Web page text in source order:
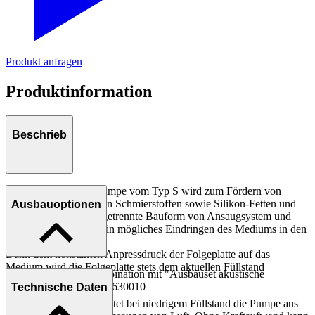
Produkt anfragen
Produktinformation
Beschrieb
ABNOX Fassförderpumpe vom Typ S wird zum Fördern von
mittel- bis hochviskosen Schmierstoffen sowie Silikon-Fetten und
-Ölen eingesetzt. Die getrennte Bauform von Ansaugsystem und
Luftmotor verhindert ein mögliches Eindringen des Mediums in den
Pumpenkopf.
Dank dem konstanten Anpressdruck der Folgeplatte auf das
Medium wird die Folgeplatte stets dem aktuellen Füllstand
nachgeführt.
Eine Leermeldung schaltet bei niedrigem Füllstand die Pumpe aus
Ausbauoptionen
* nur erhältlich in Kombination mit "Ausbauset akustische
Leermeldung" Art.Nr. 4630010
Technische Daten